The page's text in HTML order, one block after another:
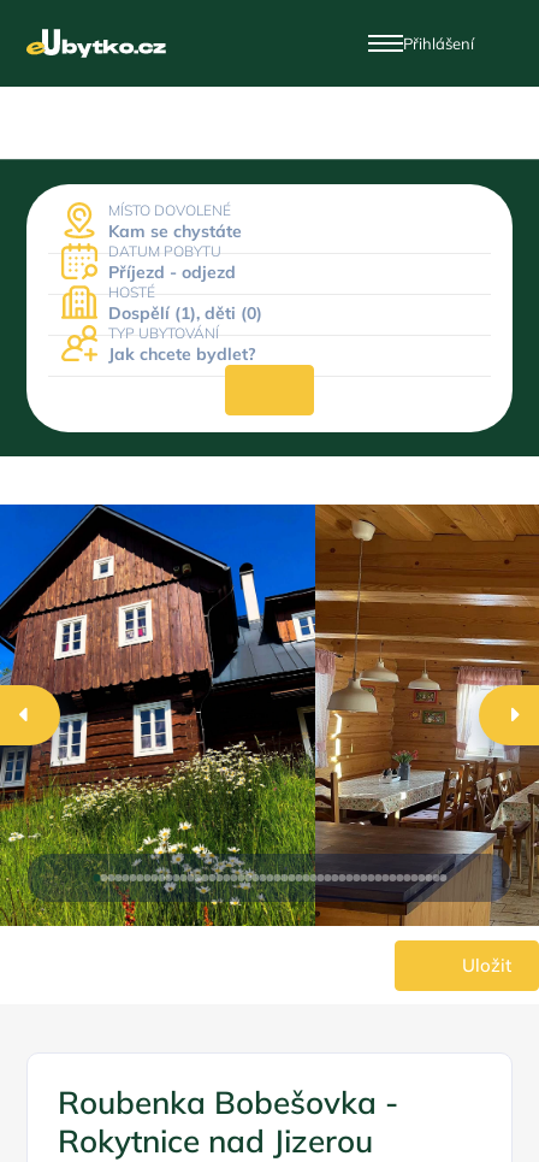
Přihlášení
MÍSTO DOVOLENÉ
Kam se chystáte
DATUM POBYTU
Příjezd - odjezd
HOSTÉ
Dospělí (1), děti (0)
TYP UBYTOVÁNÍ
Jak chcete bydlet?
Uložit
Roubenka Bobešovka -
Rokytnice nad Jizerou